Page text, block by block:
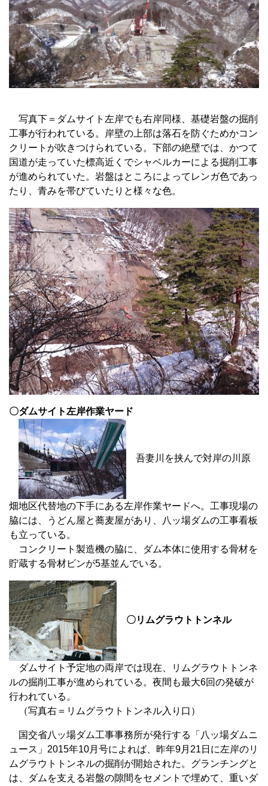
写真下＝ダムサイト左岸でも右岸同様、基礎岩盤の掘削
工事が行われている。岸壁の上部は落石を防ぐためかコン
クリートが吹きつけられている。下部の絶壁では、かつて
国道が走っていた標高近くでシャベルカーによる掘削工事
が進められていた。岩盤はところによってレンガ色であっ
たり、青みを帯びていたりと様々な色。
〇ダムサイト左岸作業ヤード
吾妻川を挟んで対岸の川原
畑地区代替地の下手にある左岸作業ヤードへ。工事現場の
脇には、うどん屋と蕎麦屋があり、八ッ場ダムの工事看板
も立っている。
コンクリート製造機の脇に、ダム本体に使用する骨材を
貯蔵する骨材ビンが5基並んでいる。
〇リムグラウトトンネル
ダムサイト予定地の両岸では現在、リムグラウトトンネ
ルの掘削工事が進められている。夜間も最大6回の発破が
行われている。
（写真右＝リムグラウトトンネル入り口）
国交省八ッ場ダム工事事務所が発行する「八ッ場ダムニ
ュース」2015年10月号によれば、昨年9月21日に左岸のリ
ムグラウトトンネルの掘削が開始された。グランチングと
は、ダムを支える岩盤の隙間をセメントで埋めて、重いダ